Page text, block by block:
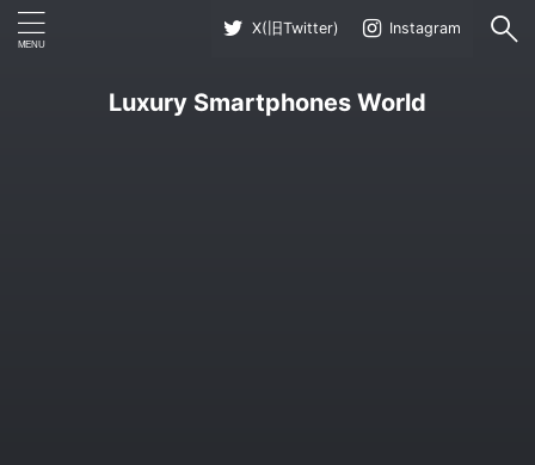
X(旧Twitter) Instagram
Luxury Smartphones World